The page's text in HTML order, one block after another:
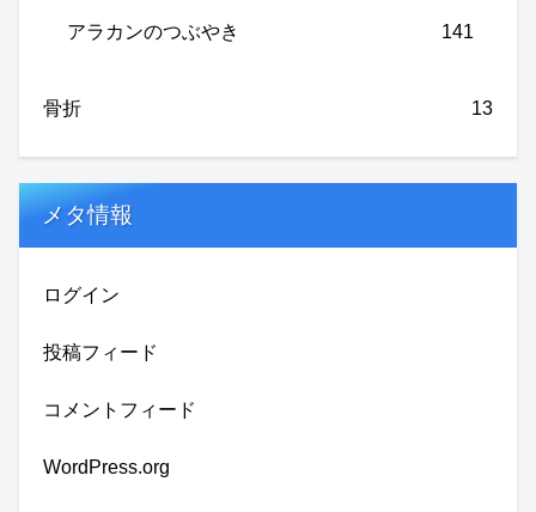
アラカンのつぶやき 141
骨折 13
メタ情報
ログイン
投稿フィード
コメントフィード
WordPress.org